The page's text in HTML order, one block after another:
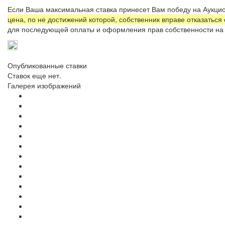
Если Ваша максимальная ставка принесет Вам победу на
цена, по не достижений которой, собственник вправе
для последующей оплаты и оформления прав собственности на
Опубликованные ставки
Ставок еще нет.
Галерея изображений